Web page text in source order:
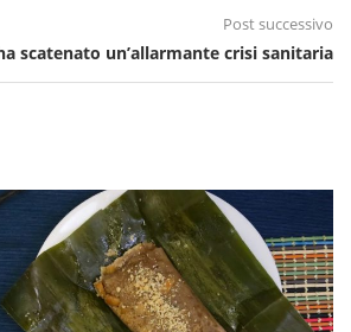
Post successivo
scatenato un’allarmante crisi sanitaria